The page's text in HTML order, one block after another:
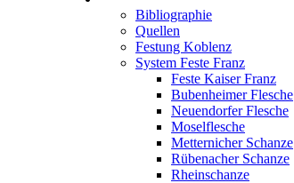
Bibliographie
Quellen
Festung Koblenz
System Feste Franz
Feste Kaiser Franz
Bubenheimer Flesche
Neuendorfer Flesche
Moselflesche
Metternicher Schanze
Rübenacher Schanze
Rheinschanze